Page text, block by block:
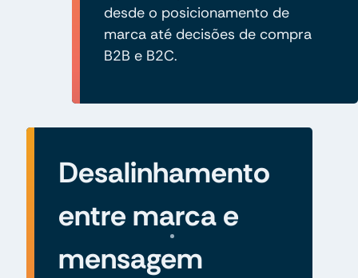
desde o posicionamento de
marca até decisões de compra
B2B e B2C.
Desalinhamento
entre marca e
mensagem